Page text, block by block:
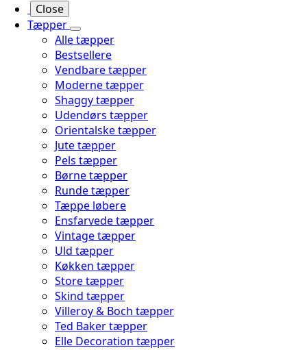
Close
Tæpper
Alle tæpper
Bestsellere
Vendbare tæpper
Moderne tæpper
Shaggy tæpper
Udendørs tæpper
Orientalske tæpper
Jute tæpper
Pels tæpper
Børne tæpper
Runde tæpper
Tæppe løbere
Ensfarvede tæpper
Vintage tæpper
Uld tæpper
Køkken tæpper
Store tæpper
Skind tæpper
Villeroy & Boch tæpper
Ted Baker tæpper
Elle Decoration tæpper